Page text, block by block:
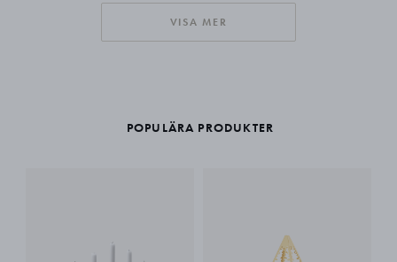
VISA MER
POPULÄRA PRODUKTER